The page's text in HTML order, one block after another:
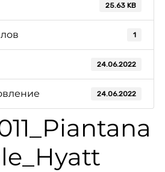
25.63 KB
1
24.06.2022
24.06.2022